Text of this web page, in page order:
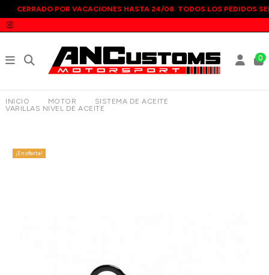
CERRADO POR VACACIONES HASTA 24/08. TODOS LOS PEDIDOS
0
INICIO MOTOR
SISTEMA DE ACEITE
VARILLAS NIVEL DE ACEITE
¡En oferta!